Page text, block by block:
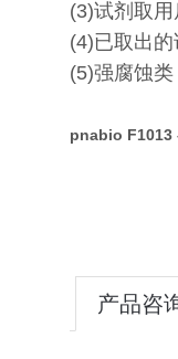
(3)试剂取
(4)已取出
(5)强腐蚀
pnabio F1013
产品咨